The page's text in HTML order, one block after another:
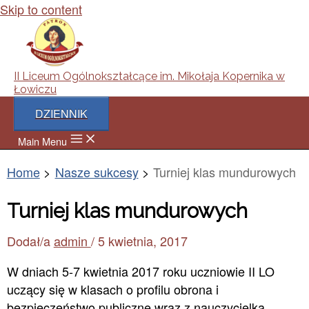
Skip to content
II Liceum Ogólnokształcące im. Mikołaja Kopernika w
Łowiczu
DZIENNIK
Main Menu
Home Nasze sukcesy Turniej klas mundurowych
Turniej klas mundurowych
Dodał/a admin /5 kwietnia, 2017
W dniach 5-7 kwietnia 2017 roku uczniowie II LO
uczący się w klasach o profilu obrona i